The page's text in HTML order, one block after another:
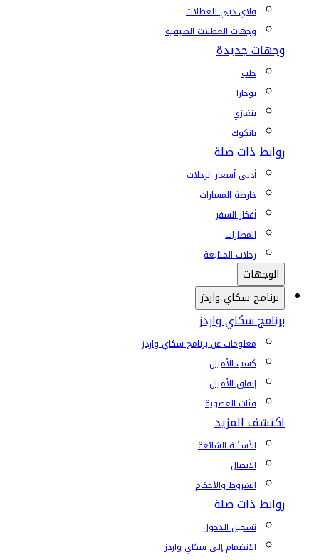
فلاي دبي للعطلات
وجهات العطلات الصيفية
وجهات جديدة
حلب
بوخارا
بنغازي
بانكوك
روابط ذات صلة
أدنى أسعار الرحلات
خارطة المسارات
أفكار السفر
المطارات
رحلات المتابعة
الوجهات
برنامج سكاي واردز
برنامج سكاي واردز
معلومات عن برنامج سكاي واردز
كسب الأميال
إنفاق الأميال
فئات العضوية
اكتشف المزيد
الأسئلة الشائعة
الاتصال
الشروط والأحكام
روابط ذات صلة
تسجيل الدخول
الانضمام إلى سكاي واردز